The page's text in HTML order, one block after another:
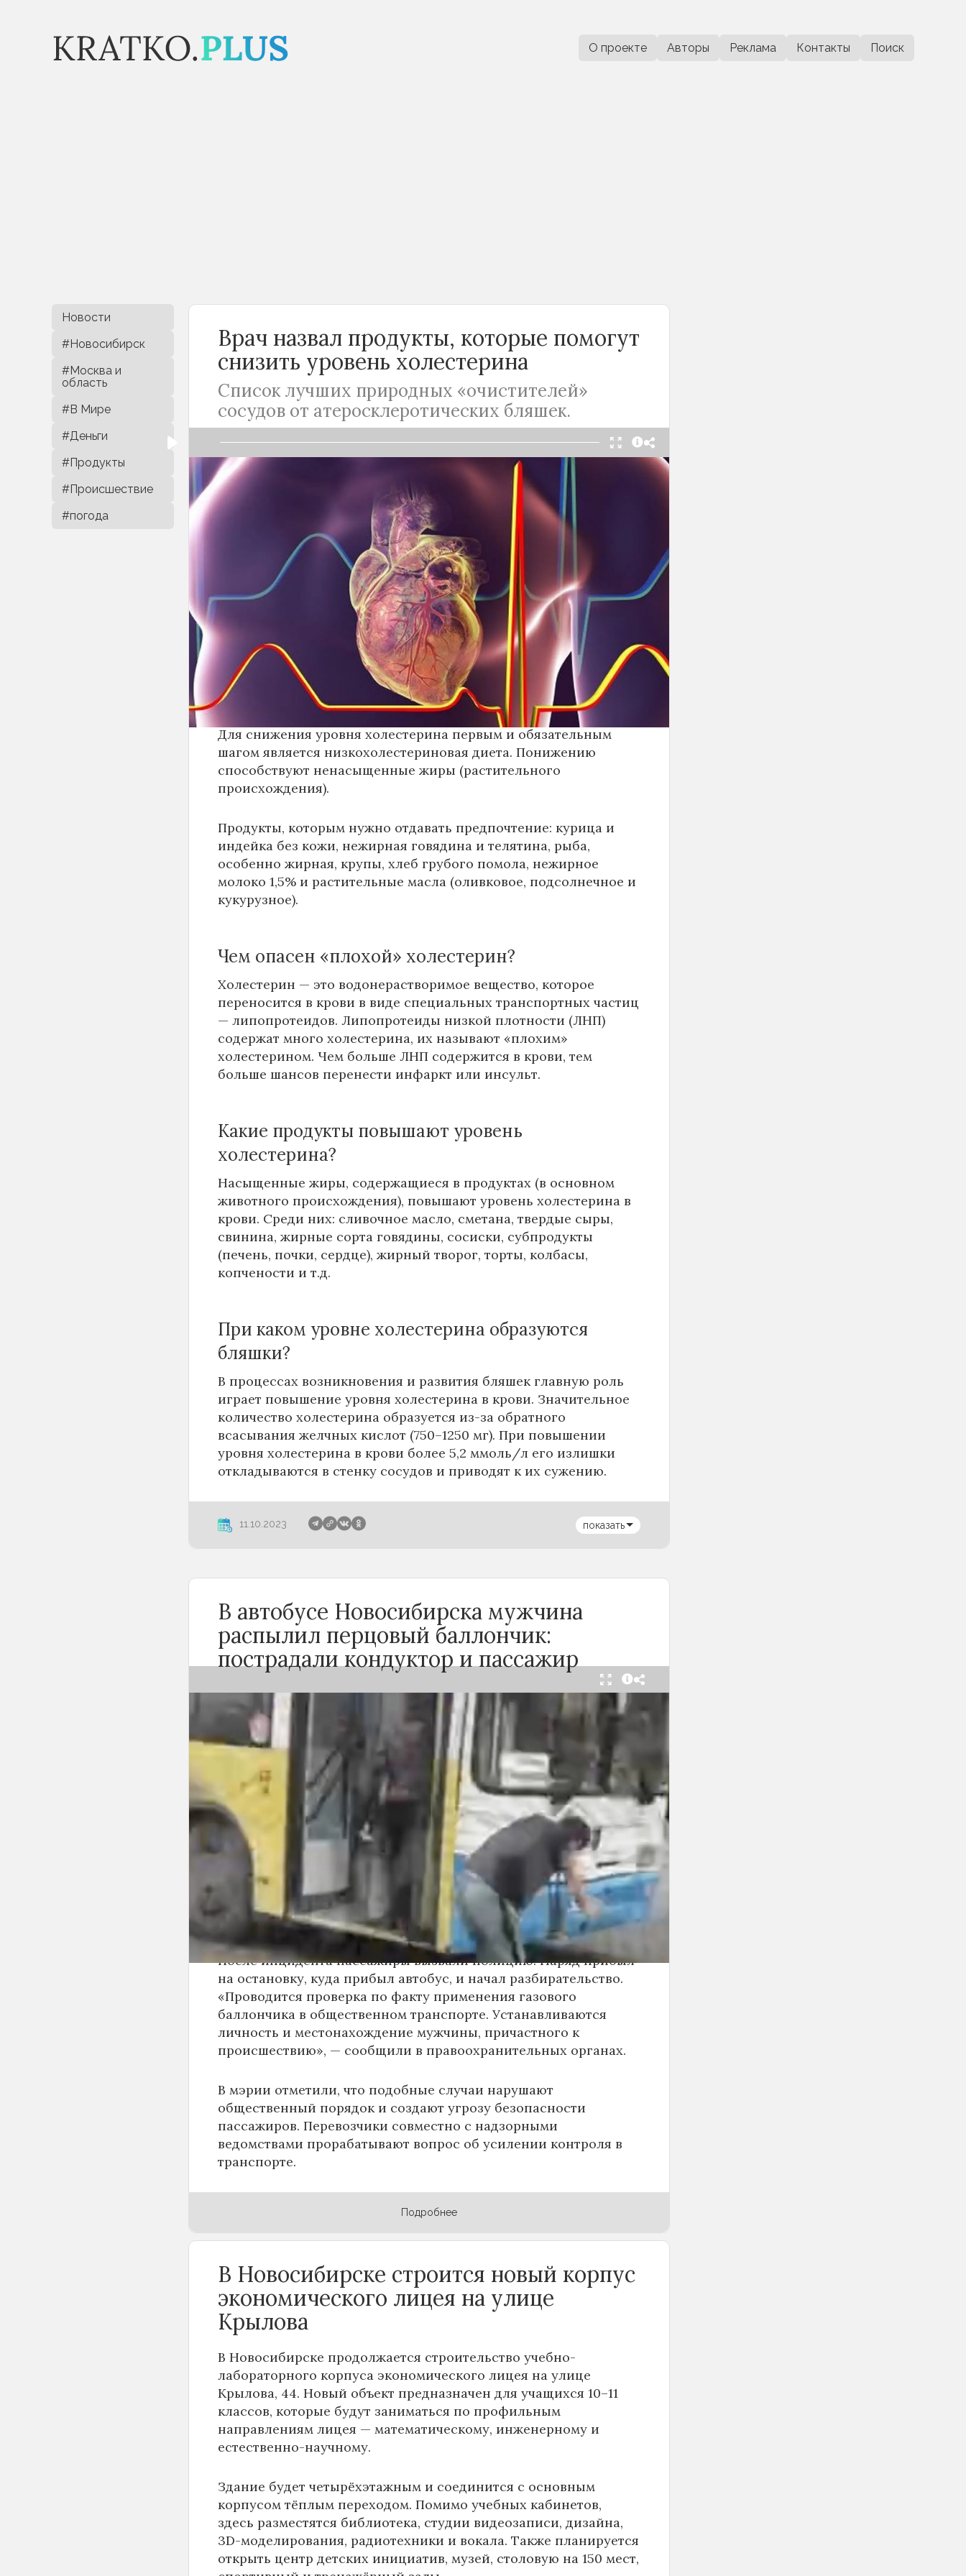
О проекте Авторы Реклама Контакты Поиск
Новости
#Новосибирск
#Москва и
область
#В Мире
#Деньги
#Продукты
#Происшествие
#погода
Врач назвал продукты, которые помогут
снизить уровень холестерина
Список лучших природных «очистителей»
сосудов от атеросклеротических бляшек.
Читать в Telegram
C годами у человека сосудистая стенка уплотняется, и на ней
появляются желтые липидные полоски, которые в процессе
своего развития превращаются в бляшки. Какие же продукты
помогают справиться с ними?
Возникновение и развитие бляшек полностью зависит от
повышения уровня холестерина в крови. Холестерин является
основным строительным материалом в организме. Известный
кардиолог Евгений Шляхто говорит, что планомерное
снижение холестерина в крови приводит к качественному
изменению состояния сосудов.
Для снижения уровня холестерина первым и обязательным
шагом является низкохолестериновая диета. Понижению
способствуют ненасыщенные жиры (растительного
происхождения).
Продукты, которым нужно отдавать предпочтение: курица и
индейка без кожи, нежирная говядина и телятина, рыба,
особенно жирная, крупы, хлеб грубого помола, нежирное
молоко 1,5% и растительные масла (оливковое, подсолнечное и
кукурузное).
Чем опасен «плохой» холестерин?
Холестерин — это водонерастворимое вещество, которое
переносится в крови в виде специальных транспортных частиц
— липопротеидов. Липопротеиды низкой плотности (ЛНП)
содержат много холестерина, их называют «плохим»
холестерином. Чем больше ЛНП содержится в крови, тем
больше шансов перенести инфаркт или инсульт.
Какие продукты повышают уровень
холестерина?
Насыщенные жиры, содержащиеся в продуктах (в основном
животного происхождения), повышают уровень холестерина в
крови. Среди них: сливочное масло, сметана, твердые сыры,
свинина, жирные сорта говядины, сосиски, субпродукты
(печень, почки, сердце), жирный творог, торты, колбасы,
копчености и т.д.
При каком уровне холестерина образуются
бляшки?
В процессах возникновения и развития бляшек главную роль
играет повышение уровня холестерина в крови. Значительное
количество холестерина образуется из-за обратного
всасывания желчных кислот (750–1250 мг). При повышении
уровня холестерина в крови более 5,2 ммоль/л его излишки
откладываются в стенку сосудов и приводят к их сужению.
11.10.2023 показать
В автобусе Новосибирска мужчина
распылил перцовый баллончик:
пострадали кондуктор и пассажир
Вечером 24 сентября в салоне автобуса маршрута №18 в
Новосибирске произошёл инцидент с применением перцового
баллончика. Как сообщили очевидцы в
Telegram-канале
«Инцидент Новосибирск»
, неизвестный мужчина с бородой
сначала вступил в перепалку с кондуктором, затем поссорился
с другими пассажирами. В ходе конфликта он достал газовый
баллончик и распылил его в салоне.
По предварительным данным, пострадали кондуктор и один из
пассажиров-мужчин. У них зафиксированы признаки
поражения слизистых оболочек. Медицинская помощь была
оказана на месте, их состояние оценивается как
удовлетворительное.
После инцидента пассажиры вызвали полицию. Наряд прибыл
на остановку, куда прибыл автобус, и начал разбирательство.
«Проводится проверка по факту применения газового
баллончика в общественном транспорте. Устанавливаются
личность и местонахождение мужчины, причастного к
происшествию», — сообщили в правоохранительных органах.
В мэрии отметили, что подобные случаи нарушают
общественный порядок и создают угрозу безопасности
пассажиров. Перевозчики совместно с надзорными
ведомствами прорабатывают вопрос об усилении контроля в
транспорте.
Подробнее
В Новосибирске строится новый корпус
экономического лицея на улице
Крылова
В Новосибирске продолжается строительство учебно-
лабораторного корпуса экономического лицея на улице
Крылова, 44. Новый объект предназначен для учащихся 10–11
классов, которые будут заниматься по профильным
направлениям лицея — математическому, инженерному и
естественно-научному.
Здание будет четырёхэтажным и соединится с основным
корпусом тёплым переходом. Помимо учебных кабинетов,
здесь разместятся библиотека, студии видеозаписи, дизайна,
3D-моделирования, радиотехники и вокала. Также планируется
открыть центр детских инициатив, музей, столовую на 150 мест,